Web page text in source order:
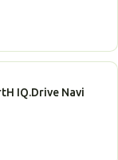
IQ.Drive Navi